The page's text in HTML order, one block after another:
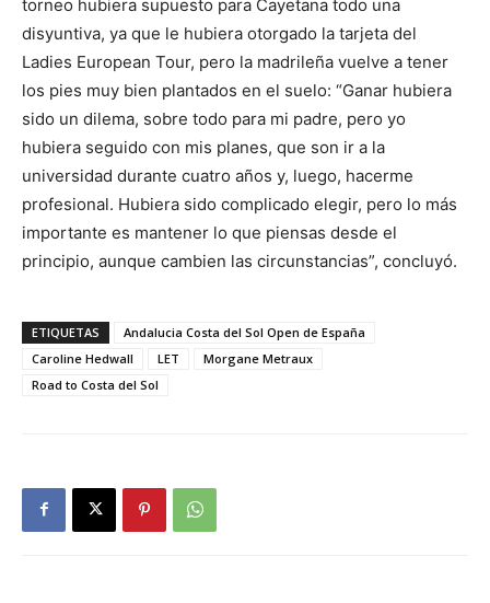
torneo hubiera supuesto para Cayetana todo una
disyuntiva, ya que le hubiera otorgado la tarjeta del
Ladies European Tour, pero la madrileña vuelve a tener
los pies muy bien plantados en el suelo: “Ganar hubiera
sido un dilema, sobre todo para mi padre, pero yo
hubiera seguido con mis planes, que son ir a la
universidad durante cuatro años y, luego, hacerme
profesional. Hubiera sido complicado elegir, pero lo más
importante es mantener lo que piensas desde el
principio, aunque cambien las circunstancias”, concluyó.
ETIQUETAS
Andalucia Costa del Sol Open de España
Caroline Hedwall
LET
Morgane Metraux
Road to Costa del Sol